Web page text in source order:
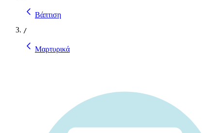
Βάπτιση
/
Μαρτυρικά